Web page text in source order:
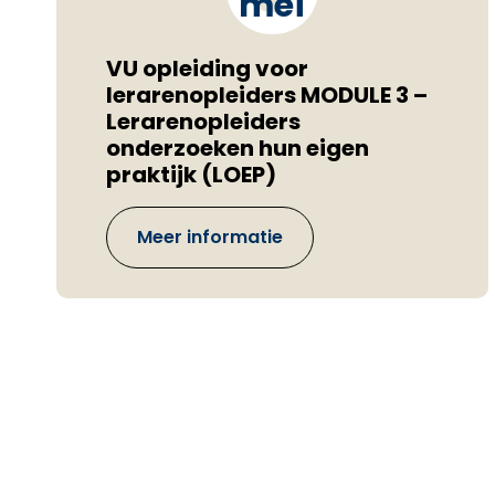
VU opleiding voor
lerarenopleiders MODULE 3 –
Lerarenopleiders
onderzoeken hun eigen
praktijk (LOEP)
Meer informatie